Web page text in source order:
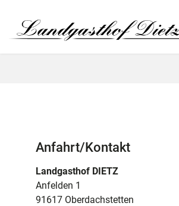
Anfahrt/Kontakt
Landgasthof DIETZ
Anfelden 1
91617 Oberdachstetten